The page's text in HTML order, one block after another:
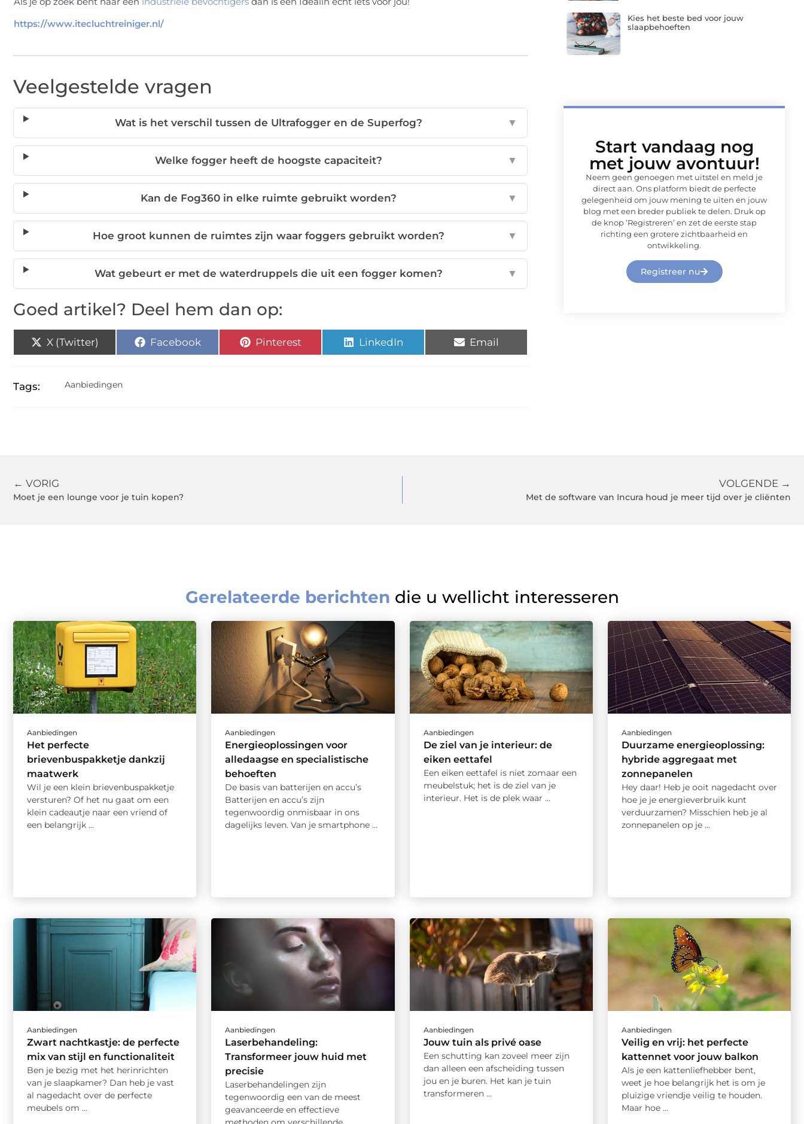
https://www.itecluchtreiniger.nl/
Veelgestelde vragen
Wat is het verschil tussen de Ultrafogger en de Superfog? ▼
Welke fogger heeft de hoogste capaciteit? ▼
Kan de Fog360 in elke ruimte gebruikt worden? ▼
Hoe groot kunnen de ruimtes zijn waar foggers gebruikt worden? ▼
Wat gebeurt er met de waterdruppels die uit een fogger komen? ▼
Goed artikel? Deel hem dan op:
X (Twitter) Facebook Pinterest LinkedIn Email
Tags: Aanbiedingen
Kies het beste bed voor jouw
slaapbehoeften
Start vandaag nog
met jouw avontuur!
Neem geen genoegen met uitstel en meld je
direct aan. Ons platform biedt de perfecte
gelegenheid om jouw mening te uiten en jouw
blog met een breder publiek te delen. Druk op
de knop ‘Registreren’ en zet de eerste stap
richting een grotere zichtbaarheid en
ontwikkeling.
Registreer nu
← VORIG
Moet je een lounge voor je tuin kopen?
VOLGENDE →
Met de software van Incura houd je meer tijd over je cliënten
Gerelateerde berichten die u wellicht interesseren
Aanbiedingen
Het perfecte
brievenbuspakketje dankzij
maatwerk
Wil je een klein brievenbuspakketje
versturen? Of het nu gaat om een
klein cadeautje naar een vriend of
een belangrijk ...
Aanbiedingen
Energieoplossingen voor
alledaagse en specialistische
behoeften
De basis van batterijen en accu’s
Batterijen en accu’s zijn
tegenwoordig onmisbaar in ons
dagelijks leven. Van je smartphone ...
Aanbiedingen
De ziel van je interieur: de
eiken eettafel
Een eiken eettafel is niet zomaar een
meubelstuk; het is de ziel van je
interieur. Het is de plek waar ...
Aanbiedingen
Duurzame energieoplossing:
hybride aggregaat met
zonnepanelen
Hey daar! Heb je ooit nagedacht over
hoe je je energieverbruik kunt
verduurzamen? Misschien heb je al
zonnepanelen op je ...
Aanbiedingen
Zwart nachtkastje: de perfecte
mix van stijl en functionaliteit
Ben je bezig met het herinrichten
van je slaapkamer? Dan heb je vast
al nagedacht over de perfecte
meubels om ...
Aanbiedingen
Laserbehandeling:
Transformeer jouw huid met
precisie
Laserbehandelingen zijn
tegenwoordig een van de meest
geavanceerde en effectieve
Aanbiedingen
Jouw tuin als privé oase
Een schutting kan zoveel meer zijn
dan alleen een afscheiding tussen
jou en je buren. Het kan je tuin
transformeren ...
Aanbiedingen
Veilig en vrij: het perfecte
kattennet voor jouw balkon
Als je een kattenliefhebber bent,
weet je hoe belangrijk het is om je
pluizige vriendje veilig te houden.
Maar hoe ...